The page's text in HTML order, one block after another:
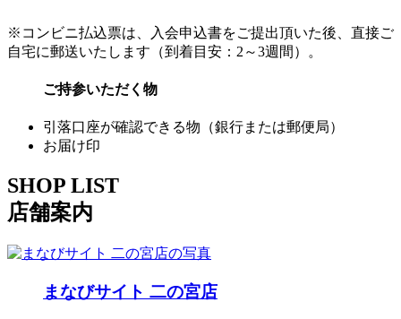
※コンビニ払込票は、入会申込書をご提出頂いた後、直接ご
自宅に郵送いたします（到着目安：2～3週間）。
ご持参いただく物
引落口座が確認できる物（銀行または郵便局）
お届け印
SHOP LIST
店舗案内
まなびサイト 二の宮店